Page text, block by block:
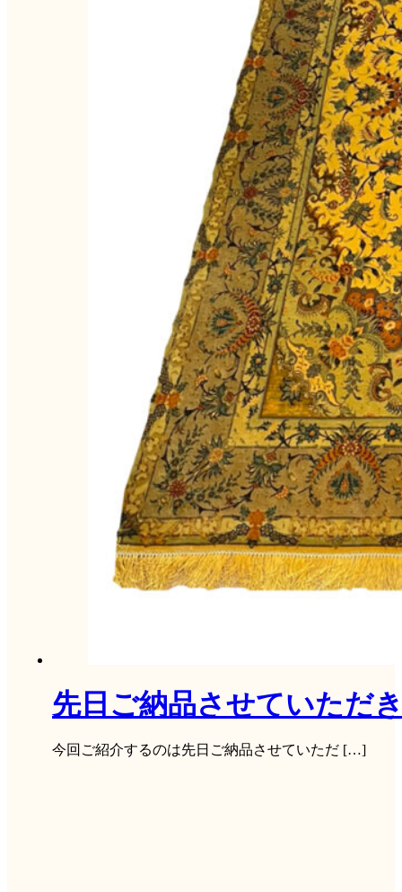
先日ご納品させていただ
今回ご紹介するのは先日ご納品させていただ […]